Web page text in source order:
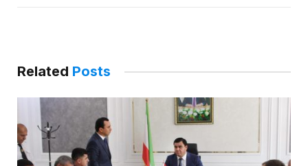
Related Posts